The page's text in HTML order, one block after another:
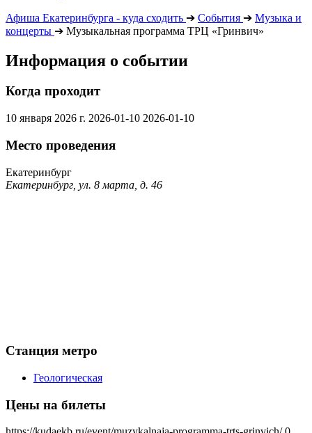
Афиша Екатеринбурга - куда сходить ➔ События ➔ Музыка и
концерты ➔ Музыкальная программа ТРЦ «Гринвич»
Информация о событии
Когда проходит
10 января 2026 г. 2026-01-10 2026-01-10
Место проведения
Екатеринбург
Екатеринбург, ул. 8 марта, д. 46
Станция метро
Геологическая
Цены на билеты